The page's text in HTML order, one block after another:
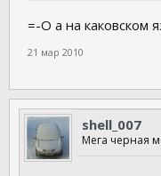
=-O а на каковском
21 мар 2010
shell_007
Мега черная